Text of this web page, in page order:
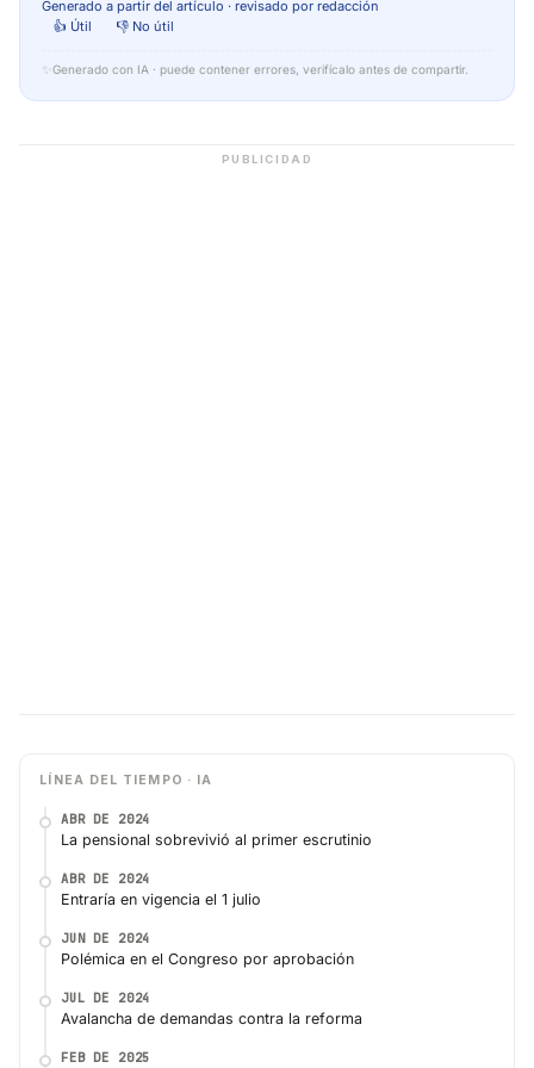
Generado a partir del artículo · revisado por redacción
👍 Útil
👎 No útil
✨ Generado con IA · puede contener errores, verifícalo antes de compartir.
PUBLICIDAD
LÍNEA DEL TIEMPO · IA
ABR DE 2024
La pensional sobrevivió al primer escrutinio
ABR DE 2024
Entraría en vigencia el 1 julio
JUN DE 2024
Polémica en el Congreso por aprobación
JUL DE 2024
Avalancha de demandas contra la reforma
FEB DE 2025